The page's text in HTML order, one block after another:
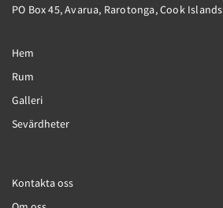
PO Box 45, Avarua, Rarotonga, Cook Islands
Hem
Rum
Galleri
Sevärdheter
Kontakta oss